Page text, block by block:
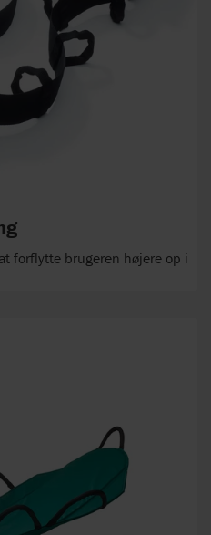
forflytte brugeren højere op i